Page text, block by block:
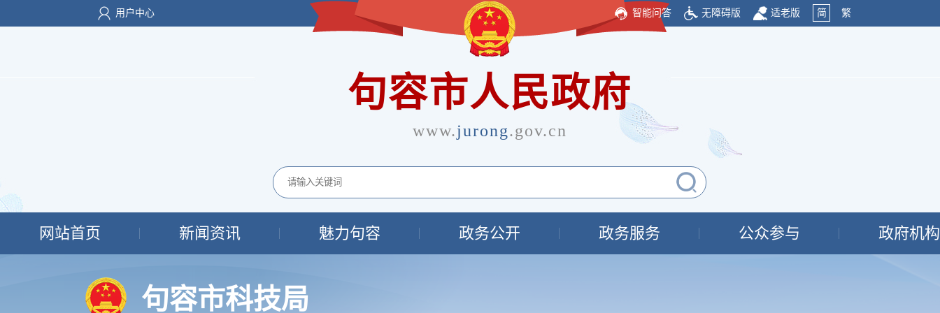
用户中心 智能问答 无障碍版 适老版 简 繁
句容市人民政府
www.jurong.gov.cn
网站首页 新闻资讯 魅力句容 政务公开 政务服务 公众参与 政府机构
句容市科技局